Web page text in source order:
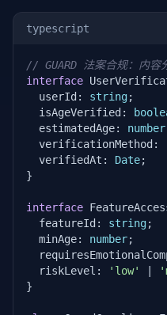
typescript
// GUARD 法案合规：内容
interface
  userId:
string;
  isAgeVerified:
  estimatedAge:
number
  verificationMethod:
  verifiedAt:
Date;
}
interface
  featureId:
string;
  minAge:
number;
  riskLevel:
'low'
}